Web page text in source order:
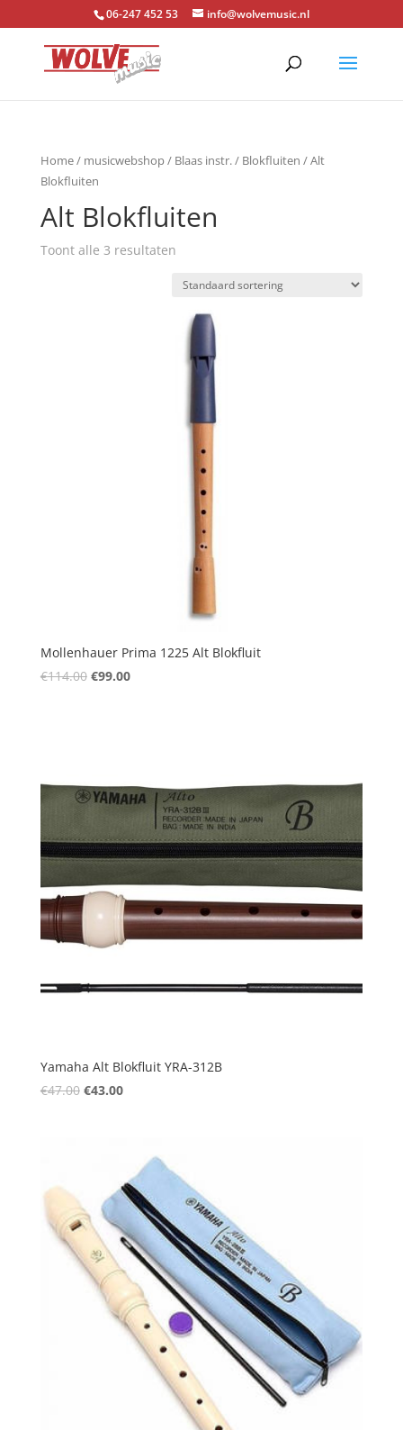
06-247 452 53 info@wolvemusic.nl
Home/ musicwebshop/ Blaas instr./ Blokfluiten / Alt
Blokfluiten
Alt Blokfluiten
Toont alle 3 resultaten
Mollenhauer Prima 1225 Alt Blokfluit
€114.00 Oorspronkelijke
€99.00Huidige
Yamaha Alt Blokfluit YRA-312B
€47.00 Oorspronkelijke
€43.00Huidige